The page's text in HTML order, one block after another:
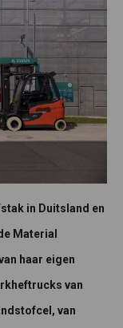
in Duitsland en
Material
haar eigen
van
van